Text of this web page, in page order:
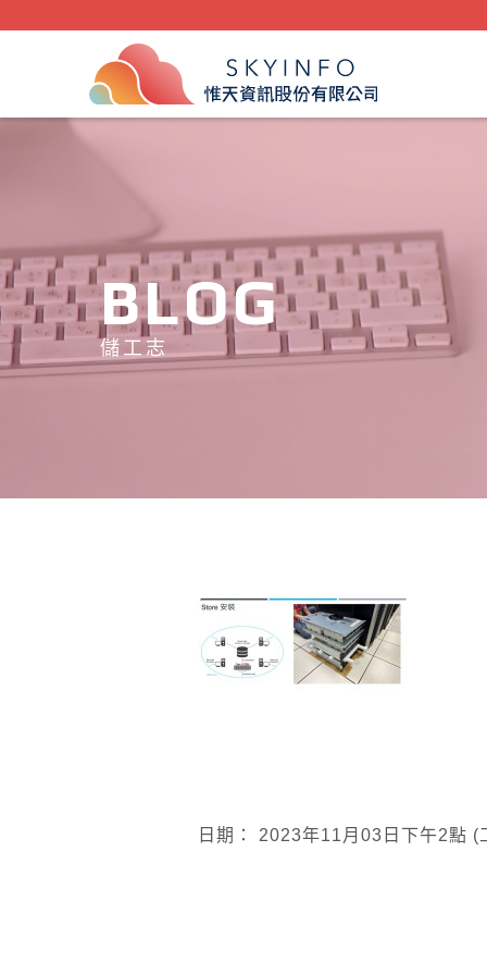
BLOG
儲工志
日期： 2023年11 月 03 日下午2點 (